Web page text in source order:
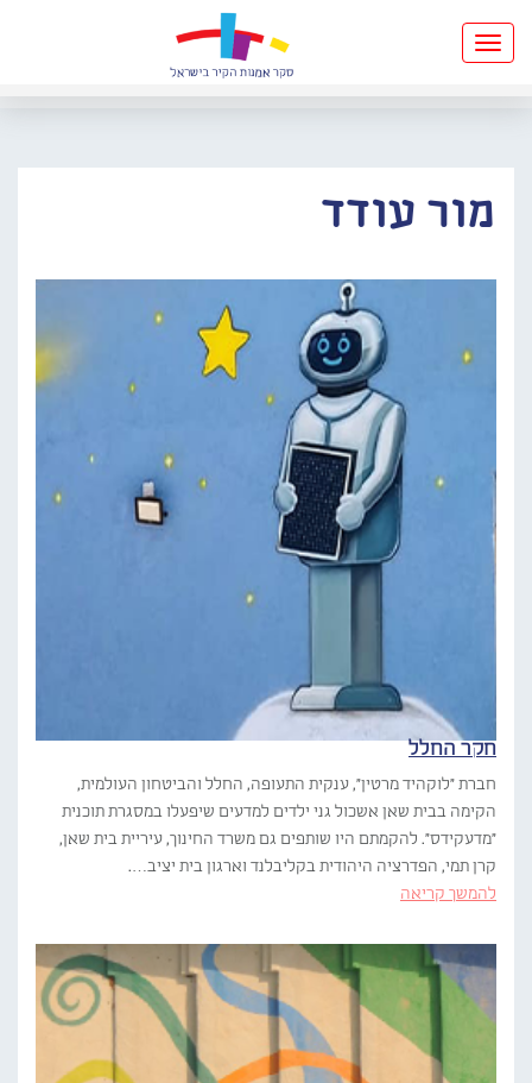
Toggle
navigation
מור עודד
חקר החלל
חברת "לוקהיד מרטין", ענקית התעופה, החלל והביטחון העולמית,
הקימה בבית שאן אשכול גני ילדים למדעים שיפעלו במסגרת תוכנית
"מדעקידס". להקמתם היו שותפים גם משרד החינוך, עיריית בית שאן,
קרן תמי, הפדרציה היהודית בקליבלנד וארגון בית יציב….
להמשך קריאה